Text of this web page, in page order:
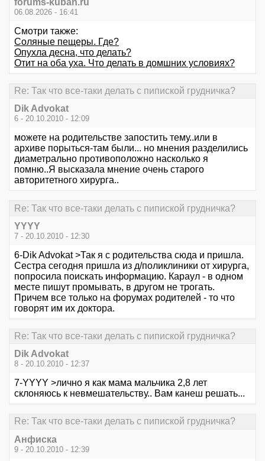
forums-kuban.ru
06.08.2026 - 16:41
Смотри также:
Соляные пещеры. Где?
Опухла десна, что делать?
Отит на оба уха. Что делать в домшних условиях?
Re: Так что все-таки делать с пипиской грудничка?
Dik Advokat
6 - 20.10.2010 - 12:09
можете на родительстве запостить тему..или в
архиве порыться-там были... но мнения разделились
диаметрально противоположно насколько я
помню..Я высказала мнение очень старого
авторитетного хирурга..
Re: Так что все-таки делать с пипиской грудничка?
YYYY
7 - 20.10.2010 - 12:30
6-Dik Advokat >Так я с родительства сюда и пришла.
Сестра сегодня пришла из д/поликлиники от хирурга,
попросила поискать информацию. Караул - в одном
месте пишут промывать, в другом не трогать.
Причем все только на форумах родителей - то что
говорят им их доктора.
Re: Так что все-таки делать с пипиской грудничка?
Dik Advokat
8 - 20.10.2010 - 12:37
7-YYYY >лично я как мама мальчика 2,8 лет
склоняюсь к невмешательству.. Вам канеш решать...
Re: Так что все-таки делать с пипиской грудничка?
Анфиска
9 - 20.10.2010 - 12:39